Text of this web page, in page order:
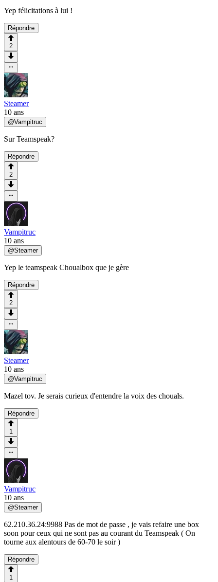
Yep félicitations à lui !
Répondre
2
Steamer
10 ans
@Vampitruc
Sur Teamspeak?
Répondre
2
Vampitruc
10 ans
@Steamer
Yep le teamspeak Choualbox que je gère
Répondre
2
Steamer
10 ans
@Vampitruc
Mazel tov. Je serais curieux d'entendre la voix des chouals.
Répondre
1
Vampitruc
10 ans
@Steamer
62.210.36.24:9988 Pas de mot de passe , je vais refaire une box
soon pour ceux qui ne sont pas au courant du Teamspeak ( On
tourne aux alentours de 60-70 le soir )
Répondre
1